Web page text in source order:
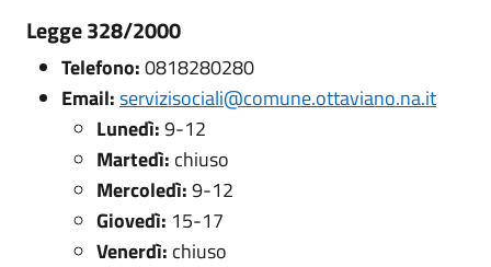
Legge 328/2000
Telefono:0818280280
Email:servizisociali@comune.ottaviano.na.it
Lunedì:9-12
Martedì: chiuso
Mercoledì:9-12
Giovedì: 15-17
Venerdì: chiuso